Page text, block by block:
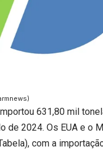
631,80 mil
de 2024. Os EUA e o
com a